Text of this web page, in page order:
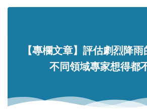
【專欄文章】評估劇烈降雨
不同領域專家想得都